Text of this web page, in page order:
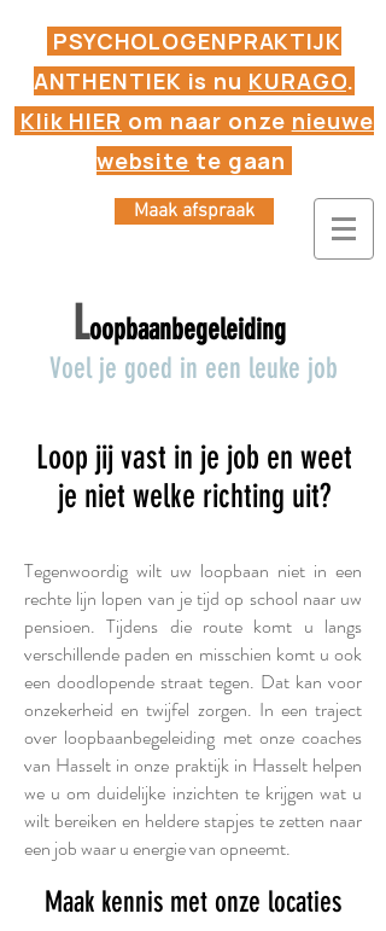
Maak afspraak
PSYCHOLOGENPRAKTIJK
ANTHENTIEK is nu KURAGO.
Klik HIER om naar onze nieuwe
website te gaan
Loopbaanbegeleiding
Voel je goed in een leuke job
Tegenwoordig wilt uw loopbaan niet in een
rechte lijn lopen van je tijd op school naar uw
pensioen. Tijdens die route komt u langs
verschillende paden en misschien komt u ook
een doodlopende straat tegen. Dat kan voor
onzekerheid en twijfel zorgen. In een traject
over loopbaanbegeleiding met onze coaches
van Hasselt in onze praktijk in Hasselt helpen
we u om duidelijke inzichten te krijgen wat u
wilt bereiken en heldere stapjes te zetten naar
een job waar u energie van opneemt.
Loop jij vast in je job en weet
je niet welke richting uit?
Maak kennis met onze locaties